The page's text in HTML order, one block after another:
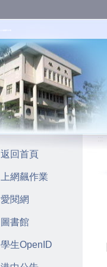
返回首頁
上網飆作業
愛閱網
圖書館
學生OpenID
:::